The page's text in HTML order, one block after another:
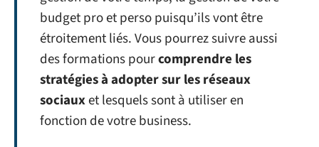
budget pro et perso puisqu’ils vont être
étroitement liés. Vous pourrez suivre aussi
des formations pourcomprendre les
stratégies à adopter sur les réseaux
sociauxet lesquels sont à utiliser en
fonction de votre business.